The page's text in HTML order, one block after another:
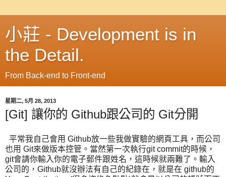
小莊 - Development is in
the Detail.
From Back-end to Front-end
星期二, 5月 28, 2013
[Git] 讓你的 Github跟公司的 Git分開
平常我自己會用 Github放一些我做實驗的網頁工具，而公司
也用 Git來做版本控管。當然第一次執行git commit的時候，
git會請你輸入你的電子郵件跟姓名，這時候就兩難了。輸入
公司的，Github就沒辦法有自己的紀錄在，就是在 github的